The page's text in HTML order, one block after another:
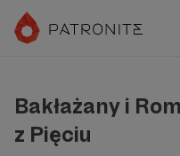
Bakłażany i
z Pięciu